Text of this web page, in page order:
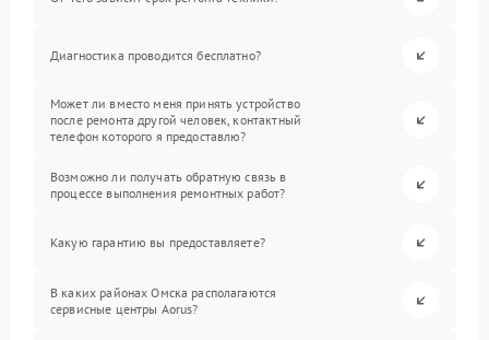
Диагностика проводится бесплатно?
Может ли вместо меня принять устройство
после ремонта другой человек, контактный
телефон которого я предоставлю?
Возможно ли получать обратную связь в
процессе выполнения ремонтных работ?
Какую гарантию вы предоставляете?
В каких районах Омска располагаются
сервисные центры Aorus?